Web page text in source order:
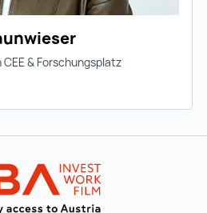
& Forschungsplatz